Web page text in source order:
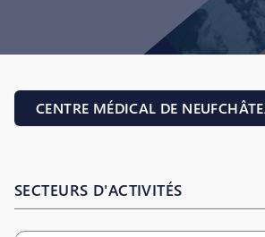
CENTRE MÉDICAL DE
SECTEURS D'ACTIVITÉS